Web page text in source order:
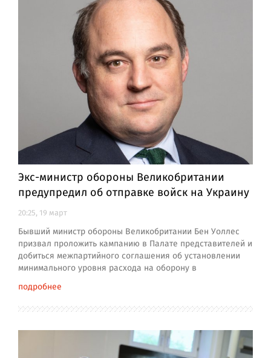
Экс-министр обороны Великобритании
предупредил об отправке войск на Украину
20:25, 19 март
Бывший министр обороны Великобритании Бен Уоллес
призвал проложить кампанию в Палате представителей и
добиться межпартийного соглашения об установлении
минимального уровня расхода на оборону в
подробнее